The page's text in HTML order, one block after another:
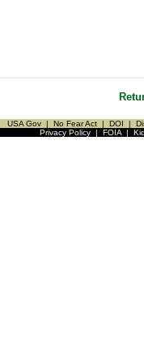
USA Gov | No Fear Act | DOI |
Privacy Policy| FOIA|